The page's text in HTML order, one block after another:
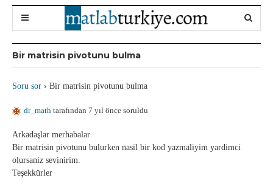
Bir matrisin pivotunu bulma
Soru sor › Bir matrisin pivotunu bulma
dr_math tarafından 7 yıl önce soruldu
Arkadaşlar merhabalar
Bir matrisin pivotunu bulurken nasil bir kod yazmaliyim yardimci
olursaniz sevinirim.
Teşekkürler